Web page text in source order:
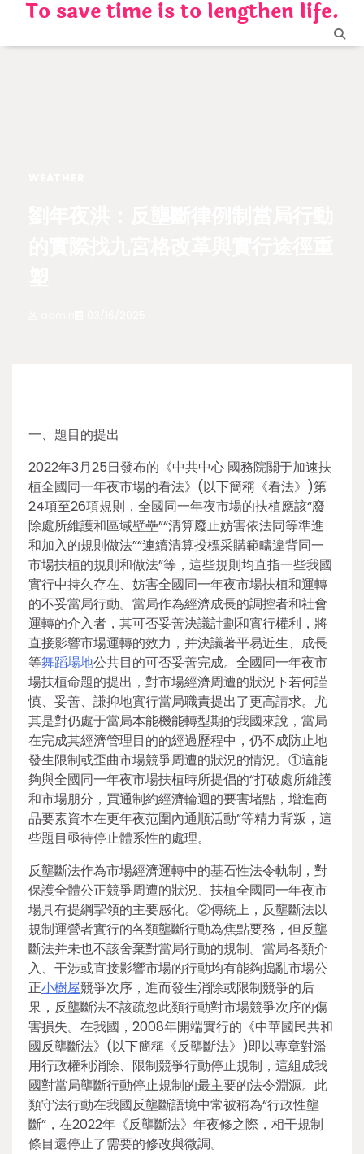
content
To save time is to lengthen life.
一、題目的提出
2022年3月25日發布的《中共中心 國務院關于加速扶
植全國同一年夜市場的看法》(以下簡稱《看法》)第
24項至26項規則，全國同一年夜市場的扶植應該“廢
除處所維護和區域壁壘”“清算廢止妨害依法同等準進
和加入的規則做法”“連續清算投標采購範疇違背同一
市場扶植的規則和做法”等，這些規則均直指一些我國
實行中持久存在、妨害全國同一年夜市場扶植和運轉
的不妥當局行動。當局作為經濟成長的調控者和社會
運轉的介入者，其可否妥善決議計劃和實行權利，將
直接影響市場運轉的效力，并決議著平易近生、成長
等舞蹈場地公共目的可否妥善完成。全國同一年夜市
場扶植命題的提出，對市場經濟周遭的狀況下若何謹
慎、妥善、謙抑地實行當局職責提出了更高請求。尤
其是對仍處于當局本能機能轉型期的我國來說，當局
在完成其經濟管理目的的經過歷程中，仍不成防止地
發生限制或歪曲市場競爭周遭的狀況的情況。①這能
夠與全國同一年夜市場扶植時所提倡的“打破處所維護
和市場朋分，買通制約經濟輪迴的要害堵點，增進商
品要素資本在更年夜范圍內通順活動”等精力背叛，這
些題目亟待停止體系性的處理。
反壟斷法作為市場經濟運轉中的基石性法令軌制，對
保護全體公正競爭周遭的狀況、扶植全國同一年夜市
場具有提綱挈領的主要感化。②傳統上，反壟斷法以
規制運營者實行的各類壟斷行動為焦點要務，但反壟
斷法并未也不該舍棄對當局行動的規制。當局各類介
入、干涉或直接影響市場的行動均有能夠搗亂市場公
正小樹屋競爭次序，進而發生消除或限制競爭的后
果，反壟斷法不該疏忽此類行動對市場競爭次序的傷
害損失。在我國，2008年開端實行的《中華國民共和
國反壟斷法》(以下簡稱《反壟斷法》)即以專章對濫
用行政權利消除、限制競爭行動停止規制，這組成我
國對當局壟斷行動停止規制的最主要的法令淵源。此
類守法行動在我國反壟斷語境中常被稱為“行政性壟
斷”，在2022年《反壟斷法》年夜修之際，相干規制
條目還停止了需要的修改與微調。